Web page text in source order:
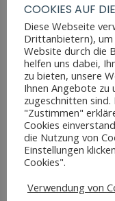
Zustand
COOKIES AUF
Diese Webseite
Drittanbietern),
Website durch die
helfen uns dabei,
zu bieten, unsere
Ihnen Angebote
zugeschnitten
"Zustimmen"
Cookies
die Nutzung von
Einstellungen
Cookies".
Verwendung von